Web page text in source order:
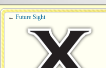
← Future Sight